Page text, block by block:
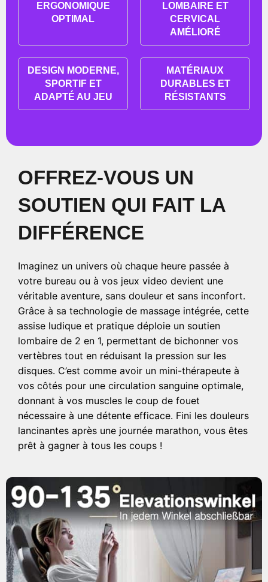
ERGONOMIQUE
OPTIMAL
LOMBAIRE ET
CERVICAL
AMÉLIORÉ
DESIGN MODERNE,
SPORTIF ET
ADAPTÉ AU JEU
MATÉRIAUX
DURABLES ET
RÉSISTANTS
OFFREZ-VOUS UN
SOUTIEN QUI FAIT LA
DIFFÉRENCE
Imaginez un univers où chaque heure passée à
votre bureau ou à vos jeux video devient une
véritable aventure, sans douleur et sans inconfort.
Grâce à sa technologie de massage intégrée, cette
assise ludique et pratique déploie un soutien
lombaire de 2 en 1, permettant de bichonner vos
vertèbres tout en réduisant la pression sur les
disques. C’est comme avoir un mini-thérapeute à
vos côtés pour une circulation sanguine optimale,
donnant à vos muscles le coup de fouet
nécessaire à une détente efficace. Fini les douleurs
lancinantes après une journée marathon, vous êtes
prêt à gagner à tous les coups !